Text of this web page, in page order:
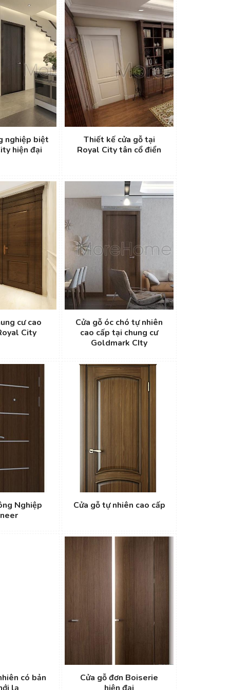
nghiệp biệt
hiện đại
Thiết kế cửa gỗ tại
Royal City tân cổ điển
cư cao
City
Cửa gỗ óc chó tự nhiên
cao cấp tại chung cư
Goldmark CIty
Nghiệp
Cửa gỗ tự nhiên cao cấp
có bản
Cửa gỗ đơn Boiserie